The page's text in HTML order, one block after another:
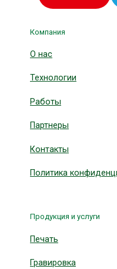
Компания
О нас
Технологии
Работы
Партнеры
Контакты
Политика
Продукция и услуги
Печать
Гравировка